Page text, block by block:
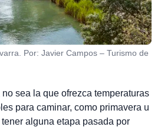
Por: Javier Campos – Turismo de
sea la que ofrezca temperaturas
para caminar, como primavera u
alguna etapa pasada por